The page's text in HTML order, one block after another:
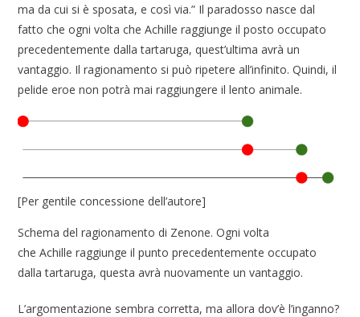
ma da cui si è sposata, e così via.” Il paradosso nasce dal
fatto che ogni volta che Achille raggiunge il posto occupato
precedentemente dalla tartaruga, quest’ultima avrà un
vantaggio. Il ragionamento si può ripetere all’infinito. Quindi, il
pelide eroe non potrà mai raggiungere il lento animale.
[Per gentile concessione dell’autore]
Schema del ragionamento di Zenone. Ogni volta
che Achille raggiunge il punto precedentemente occupato
dalla tartaruga, questa avrà nuovamente un vantaggio.
L’argomentazione sembra corretta, ma allora dov’è l’inganno?